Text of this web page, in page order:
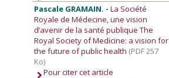
Pascale GRAMAIN. -La Société
Royale de Médecine, une vision
d’avenir de la santé publique The
Royal Society of Medicine: a vision for
the future of public health (PDF 257
Ko)
Pour citer cet article